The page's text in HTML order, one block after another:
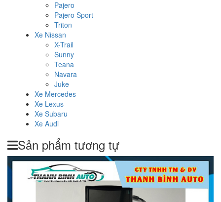
Pajero
Pajero Sport
Triton
Xe Nissan
X-Trail
Sunny
Teana
Navara
Juke
Xe Mercedes
Xe Lexus
Xe Subaru
Xe Audi
Sản phẩm tương tự